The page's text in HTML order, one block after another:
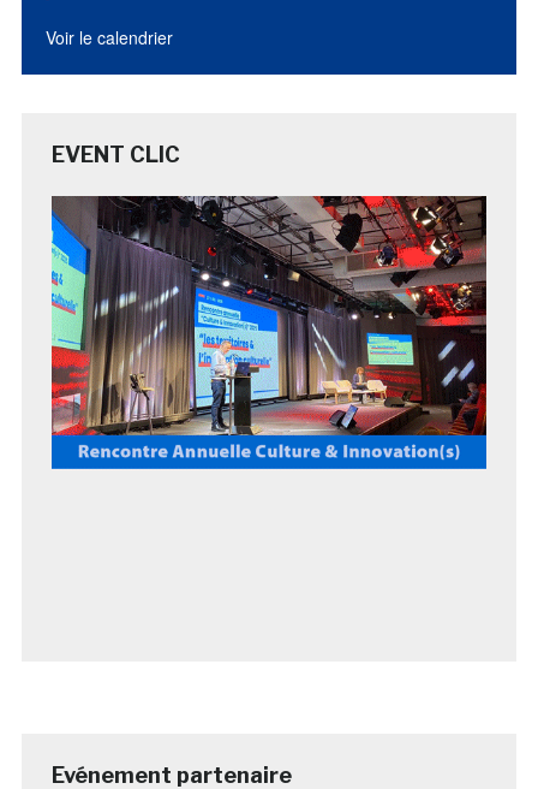
Voir le calendrier
EVENT CLIC
Evénement partenaire